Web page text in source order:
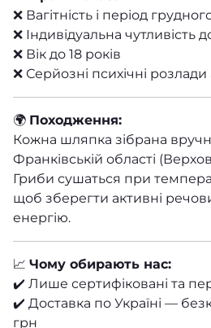
❌ Вагітність і період
❌ Індивідуальна чутливість
❌ Вік до 18 років
❌ Серйозні психічні
🌍 Походження:
Кожна шляпка зібрана
Франківській області
Гриби сушаться при
щоб зберегти активні
енергію.
📈 Чому обирають нас:
✔️ Лише сертифіковані та
✔️ Доставка по Україні —
грн